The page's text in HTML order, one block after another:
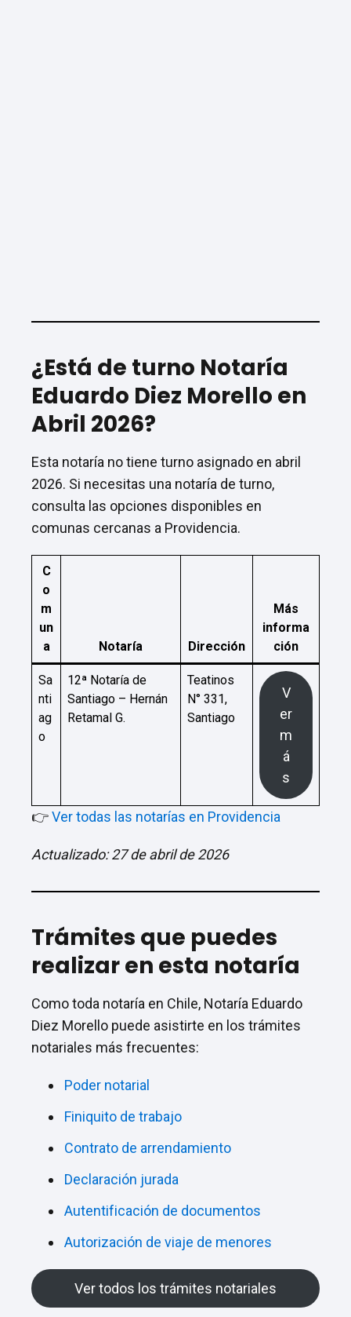
¿Está de turno Notaría
Eduardo Diez Morello en
Abril 2026?
Esta notaría no tiene turno asignado en abril
2026. Si necesitas una notaría de turno,
consulta las opciones disponibles en
comunas cercanas a Providencia.
C
o
m
un
a
Notaría Dirección
Más
informa
ción
Sa
nti
ag
o
12ª Notaría de
Santiago – Hernán
Retamal G.
Teatinos
N° 331,
Santiago
V
er
m
á
s
👉Ver todas las notarías en Providencia
Actualizado: 27 de abril de 2026
Trámites que puedes
realizar en esta notaría
Como toda notaría en Chile, Notaría Eduardo
Diez Morello puede asistirte en los trámites
notariales más frecuentes:
Poder notarial
Finiquito de trabajo
Contrato de arrendamiento
Declaración jurada
Autentificación de documentos
Autorización de viaje de menores
Ver todos los trámites notariales